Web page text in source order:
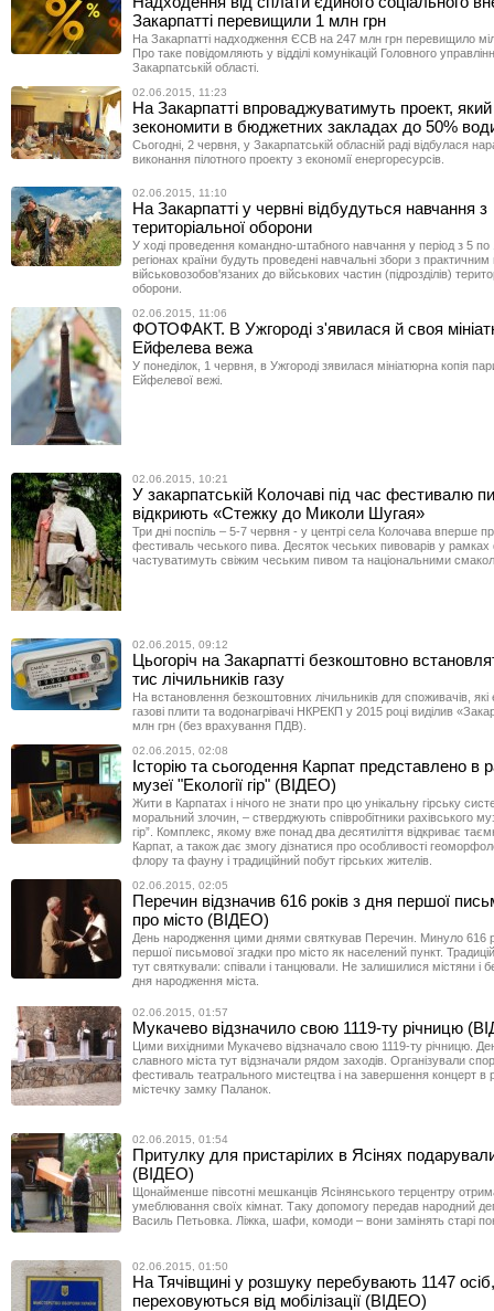
Закарпатті перевищили 1 млн грн
На Закарпатті надходження ЄСВ на 247 млн грн перевищило
Про таке повідомляють у відділі комунікацій Головного
Закарпатській області.
02.06.2015, 11:23
На Закарпатті впроваджуватимуть проект,
зекономити в бюджетних закладах до 50%
Сьогодні, 2 червня, у Закарпатській обласній раді відбулася
виконання пілотного проекту з економії енергоресурсів.
02.06.2015, 11:10
На Закарпатті у червні відбудуться навчання з
територіальної оборони
У ході проведення командно-штабного навчання у період з 5
регіонах країни будуть проведені навчальні збори з
військовозобов'язаних до військових частин (підрозділів)
оборони.
02.06.2015, 11:06
ФОТОФАКТ. В Ужгороді з'явилася й своя
Ейфелева вежа
У понеділок, 1 червня, в Ужгороді зявилася мініатюрна копія
Ейфелевої вежі.
02.06.2015, 10:21
У закарпатській Колочаві під час фестивалю
відкриють «Стежку до Миколи Шугая»
Три дні поспіль – 5-7 червня - у центрі села Колочава вперше
фестиваль чеського пива. Десяток чеських пивоварів у
частуватимуть свіжим чеським пивом та національними
02.06.2015, 09:12
Цьогоріч на Закарпатті безкоштовно
тис лічильників газу
На встановлення безкоштовних лічильників для споживачів,
газові плити та водонагрівачі НКРЕКП у 2015 році виділив
млн грн (без врахування ПДВ).
02.06.2015, 02:08
Історію та сьогодення Карпат представлено в
музеї "Екології гір" (ВІДЕО)
Жити в Карпатах і нічого не знати про цю унікальну гірську
моральний злочин, – стверджують співробітники рахівського
гір”. Комплекс, якому вже понад два десятиліття відкриває
Карпат, а також дає змогу дізнатися про особливості
флору та фауну і традиційний побут гірських жителів.
02.06.2015, 02:05
Перечин відзначив 616 років з дня першої
про місто (ВІДЕО)
День народження цими днями святкував Перечин. Минуло 616
першої письмової згадки про місто як населений пункт.
тут святкували: співали і танцювали. Не залишилися містяни і
дня народження міста.
02.06.2015, 01:57
Мукачево відзначило свою 1119-ту річницю
Цими вихідними Мукачево відзначало свою 1119-ту річницю.
славного міста тут відзначали рядом заходів. Організували
фестиваль театрального мистецтва і на завершення концерт в
містечку замку Паланок.
02.06.2015, 01:54
Притулку для пристарілих в Ясінях
(ВІДЕО)
Щонайменше півсотні мешканців Ясінянського терцентру
умеблювання своїх кімнат. Таку допомогу передав народний
Василь Петьовка. Ліжка, шафи, комоди – вони замінять старі
02.06.2015, 01:50
На Тячівщині у розшуку перебувають 1147
переховуються від мобілізації (ВІДЕО)